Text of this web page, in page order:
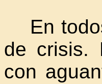
En
de crisis.
con